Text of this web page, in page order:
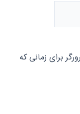
برای زمانی که